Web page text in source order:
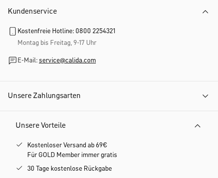
Kundenservice
Kostenfreie Hotline: 0800 2254321
Montag bis Freitag, 9-17 Uhr
E-Mail: service@calida.com
Unsere Zahlungsarten
Unsere Vorteile
Kostenloser Versand ab 69€
Für GOLD Member immer gratis
30 Tage kostenlose Rückgabe